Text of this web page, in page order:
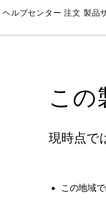
Skip
Main
ヘルプセンター 注文 製品
こ
現時点で
この地域